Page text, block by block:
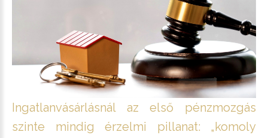
Ingatlanvásárlásnál az első pénzmozgás
szinte mindig érzelmi pillanat: „komoly